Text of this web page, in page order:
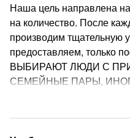
Наша цель направлена
на количество. После
производим тщательную
предоставляем, только
ВЫБИРАЮТ ЛЮДИ С
СЕМЕЙНЫЕ ПАРЫ,
Двери, ручки, пульт,